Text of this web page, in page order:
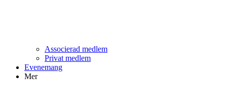
Associerad medlem
Privat medlem
Evenemang
Mer